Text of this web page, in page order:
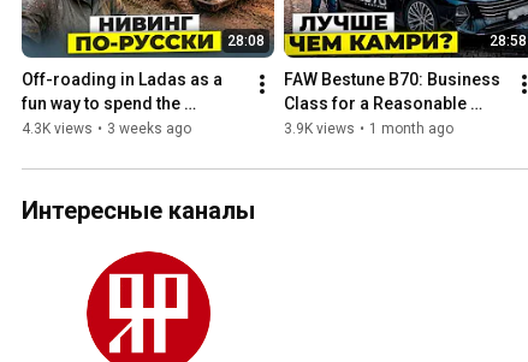
28:08
Off-roading in Ladas as a
fun way to spend the
weekend
4.3K views • 3 weeks ago
28:58
FAW Bestune B70: Business
Class for a Reasonable
Price or Just Another
3.9K views • 1 month ago
Интересные каналы